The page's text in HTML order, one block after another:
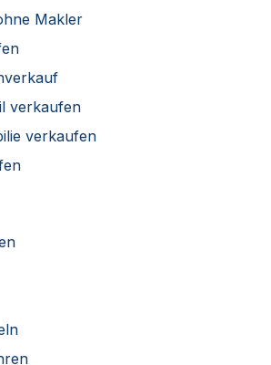
Makler
verkaufen
verkaufen